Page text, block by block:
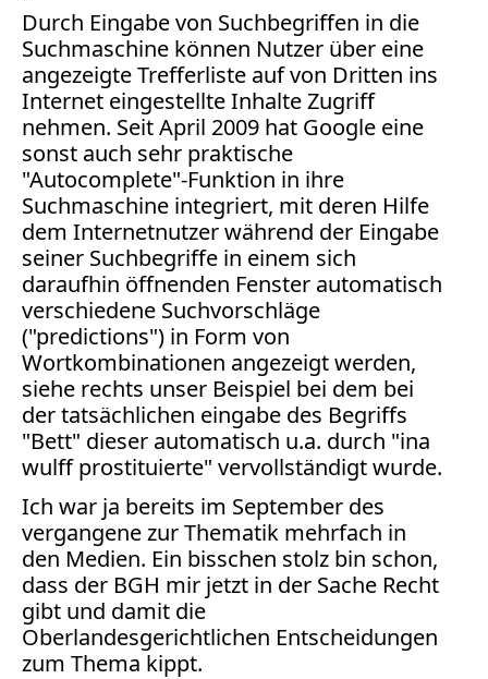
Durch Eingabe von Suchbegriffen in die
Suchmaschine können Nutzer über eine
angezeigte Trefferliste auf von Dritten ins
Internet eingestellte Inhalte Zugriff
nehmen. Seit April 2009 hat Google eine
sonst auch sehr praktische
"Autocomplete"-Funktion in ihre
Suchmaschine integriert, mit deren Hilfe
dem Internetnutzer während der Eingabe
seiner Suchbegriffe in einem sich
daraufhin öffnenden Fenster automatisch
verschiedene Suchvorschläge
("predictions") in Form von
Wortkombinationen angezeigt werden,
siehe rechts unser Beispiel bei dem bei
der tatsächlichen eingabe des Begriffs
"Bett" dieser automatisch u.a. durch "ina
wulff prostituierte" vervollständigt wurde.
Ich war ja bereits im September des
vergangene zur Thematik mehrfach in
den Medien. Ein bisschen stolz bin schon,
dass der BGH mir jetzt in der Sache Recht
gibt und damit die
Oberlandesgerichtlichen Entscheidungen
zum Thema kippt.
Beleidigung
Datenschutz
Ebay
Facebook
Fotorecht
Google
Haftung
Influencer
Instagram
Internetrecht
Markenrecht
Meinungsfreiheit
Persönlichkeitsrecht
Print
Radio
Sportwetten
TV
Tagesspiegel
Urheberrecht
Verbraucherrecht
Volle
Kanne